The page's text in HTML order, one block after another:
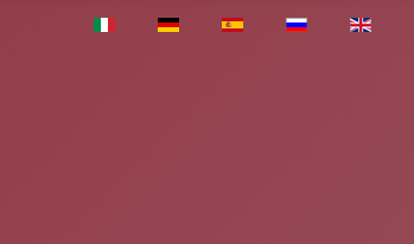
Pasirinkite savo kalbą